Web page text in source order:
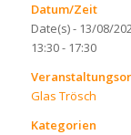
Datum/Zeit
Date(s) - 13/08/
13:30 - 17:30
Glas Trösch
Kategorien